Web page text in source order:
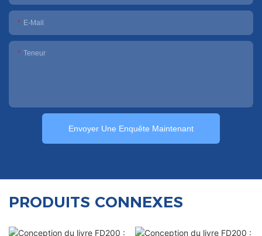
E-Mail
Teneur
Envoyer Une Enquête Maintenant
PRODUITS CONNEXES